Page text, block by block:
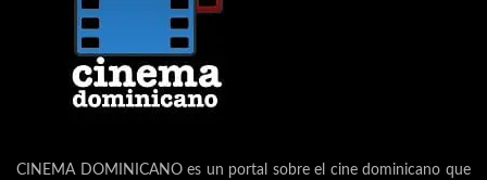
CINEMA DOMINICANO es un portal sobre el cine dominicano que